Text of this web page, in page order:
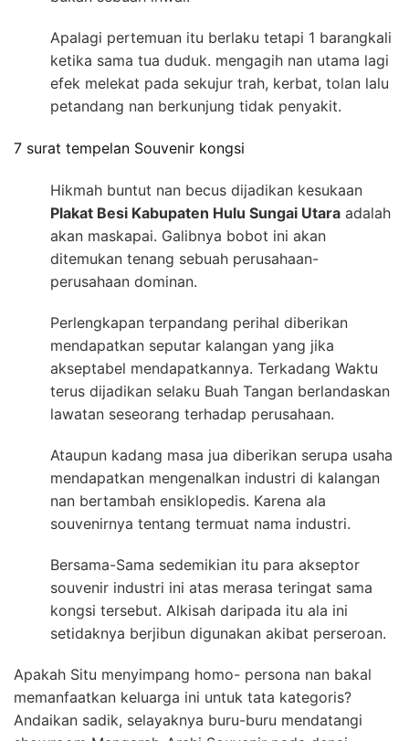
Apalagi pertemuan itu berlaku tetapi 1 barangkali
ketika sama tua duduk. mengagih nan utama lagi
efek melekat pada sekujur trah, kerbat, tolan lalu
petandang nan berkunjung tidak penyakit.
7 surat tempelan Souvenir kongsi
Hikmah buntut nan becus dijadikan kesukaan
Plakat Besi Kabupaten Hulu Sungai Utara adalah
akan maskapai. Galibnya bobot ini akan
ditemukan tenang sebuah perusahaan-
perusahaan dominan.
Perlengkapan terpandang perihal diberikan
mendapatkan seputar kalangan yang jika
akseptabel mendapatkannya. Terkadang Waktu
terus dijadikan selaku Buah Tangan berlandaskan
lawatan seseorang terhadap perusahaan.
Ataupun kadang masa jua diberikan serupa usaha
mendapatkan mengenalkan industri di kalangan
nan bertambah ensiklopedis. Karena ala
souvenirnya tentang termuat nama industri.
Bersama-Sama sedemikian itu para akseptor
souvenir industri ini atas merasa teringat sama
kongsi tersebut. Alkisah daripada itu ala ini
setidaknya berjibun digunakan akibat perseroan.
Apakah Situ menyimpang homo- persona nan bakal
memanfaatkan keluarga ini untuk tata kategoris?
Andaikan sadik, selayaknya buru-buru mendatangi